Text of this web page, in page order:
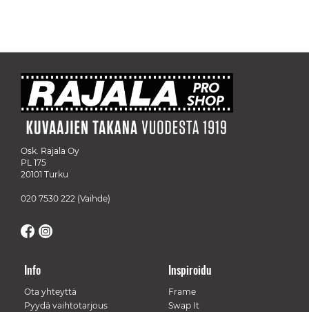
Osk. Rajala Oy
PL 175
20101 Turku
020 7530 222 (Vaihde)
Info
Ota yhteyttä
Pyydä vaihtotarjous
Inspiroidu
Frame
Swap It